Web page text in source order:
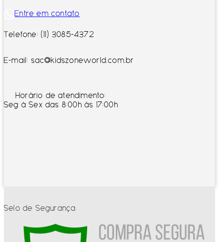
Entre em contato
Telefone: (11) 3085-4372
E-mail: sac@kidszoneworld.com.br
Horário de atendimento:
Seg à Sex das 8:00h às 17:00h
Selo de Segurança